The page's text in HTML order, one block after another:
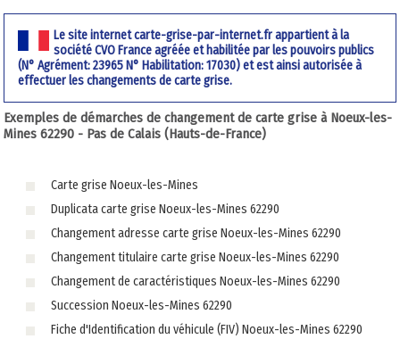
Le site internet carte-grise-par-internet.fr appartient à la
société CVO France agréée et habilitée par les pouvoirs publics
(N° Agrément: 23965 N° Habilitation: 17030) et est ainsi autorisée à
effectuer les changements de carte grise.
Exemples de démarches de changement de carte grise à Noeux-les-
Mines 62290 - Pas de Calais (Hauts-de-France)
Carte grise Noeux-les-Mines
Duplicata carte grise Noeux-les-Mines 62290
Changement adresse carte grise Noeux-les-Mines 62290
Changement titulaire carte grise Noeux-les-Mines 62290
Changement de caractéristiques Noeux-les-Mines 62290
Succession Noeux-les-Mines 62290
Fiche d'Identification du véhicule (FIV) Noeux-les-Mines 62290